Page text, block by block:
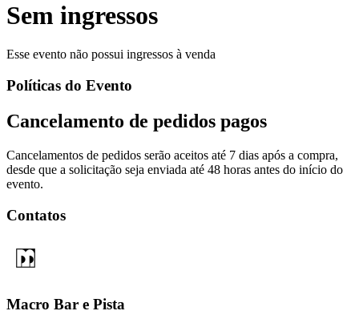
Sem ingressos
Esse evento não possui ingressos à venda
Políticas do Evento
Cancelamento de pedidos pagos
Cancelamentos de pedidos serão aceitos até 7 dias após a compra,
desde que a solicitação seja enviada até 48 horas antes do início do
evento.
Contatos
Macro Bar e Pista